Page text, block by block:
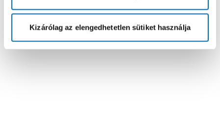
Kizárólag az elengedhetetlen sütiket használja